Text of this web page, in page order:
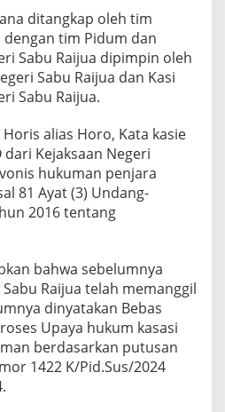
ditangkap oleh tim
tim Pidum dan
Sabu Raijua dipimpin oleh
Sabu Raijua dan Kasi
Sabu Raijua.
alias Horo, Kata kasie
Kejaksaan Negeri
hukuman penjara
81 Ayat (3) Undang-
2016 tentang
bahwa sebelumnya
Raijua telah memanggil
dinyatakan Bebas
Upaya hukum kasasi
berdasarkan putusan
1422 K/Pid.Sus/2024